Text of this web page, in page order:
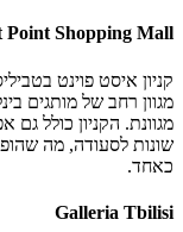
Point Shopping Mall
קניון איסט פוינט
מגוון רחב של מותגים
מגוונת. הקניון כולל גם
שונות לסעודה, מה
כאחד.
Galleria Tbilisi